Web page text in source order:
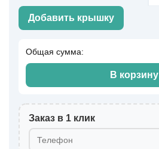
Добавить крышку
Общая сумма:
В корзину
Заказ в 1 клик